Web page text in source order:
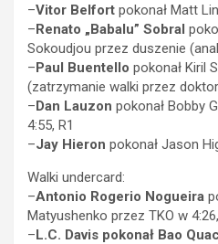
–Vitor Belfort pokonał Matt
–Renato „Babalu” Sobral
Sokoudjou przez duszenie
–Paul Buentello pokonał Kiril
(zatrzymanie walki przez
–Dan Lauzon pokonał Bobby
4:55, R1
–Jay Hieron pokonał Jason
Walki undercard:
–Antonio Rogerio Nogueira
Matyushenko przez TKO w
–L.C. Davis pokonał Bao